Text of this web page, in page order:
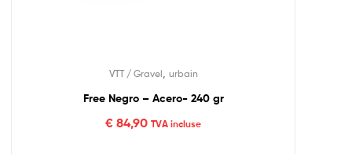
VTT / Gravel urbain
Free Negro – Acero- 240 gr
€ 84,90 TVA incluse